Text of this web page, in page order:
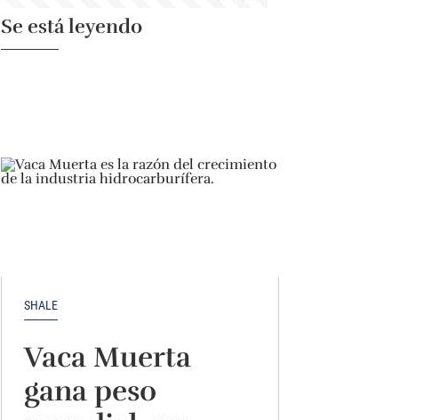
Se está leyendo
SHALE
Vaca Muerta
gana peso